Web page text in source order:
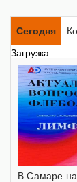
Сегодня
Загрузка...
В Самаре